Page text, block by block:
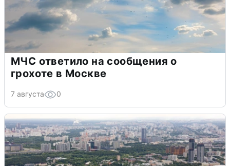
МЧС ответило на сообщения о
грохоте в Москве
7 августа 0